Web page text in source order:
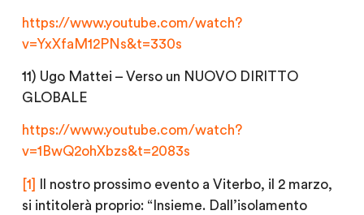
https://www.youtube.com/watch?
v=YxXfaM12PNs&t=330s
11) Ugo Mattei – Verso un NUOVO DIRITTO
GLOBALE
https://www.youtube.com/watch?
v=1BwQ2ohXbzs&t=2083s
[1]
Il nostro prossimo evento a Viterbo, il 2 marzo,
si intitolerà proprio: “Insieme. Dall’isolamento